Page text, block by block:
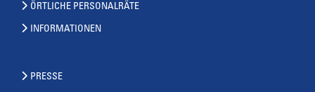
ÖRTLICHE PERSONALRÄTE
INFORMATIONEN
PRESSE